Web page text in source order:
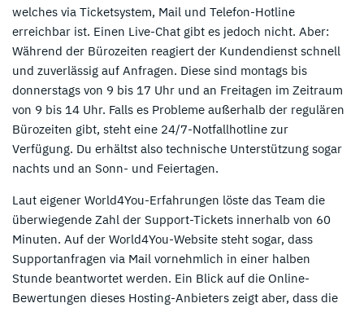
welches via Ticketsystem, Mail und Telefon-Hotline
erreichbar ist. Einen Live-Chat gibt es jedoch nicht. Aber:
Während der Bürozeiten reagiert der Kundendienst schnell
und zuverlässig auf Anfragen. Diese sind montags bis
donnerstags von 9 bis 17 Uhr und an Freitagen im Zeitraum
von 9 bis 14 Uhr. Falls es Probleme außerhalb der regulären
Bürozeiten gibt, steht eine 24/7-Notfallhotline zur
Verfügung. Du erhältst also technische Unterstützung sogar
nachts und an Sonn- und Feiertagen.
Laut eigener World4You-Erfahrungen löste das Team die
überwiegende Zahl der Support-Tickets innerhalb von 60
Minuten. Auf der World4You-Website steht sogar, dass
Supportanfragen via Mail vornehmlich in einer halben
Stunde beantwortet werden. Ein Blick auf die Online-
Bewertungen dieses Hosting-Anbieters zeigt aber, dass die